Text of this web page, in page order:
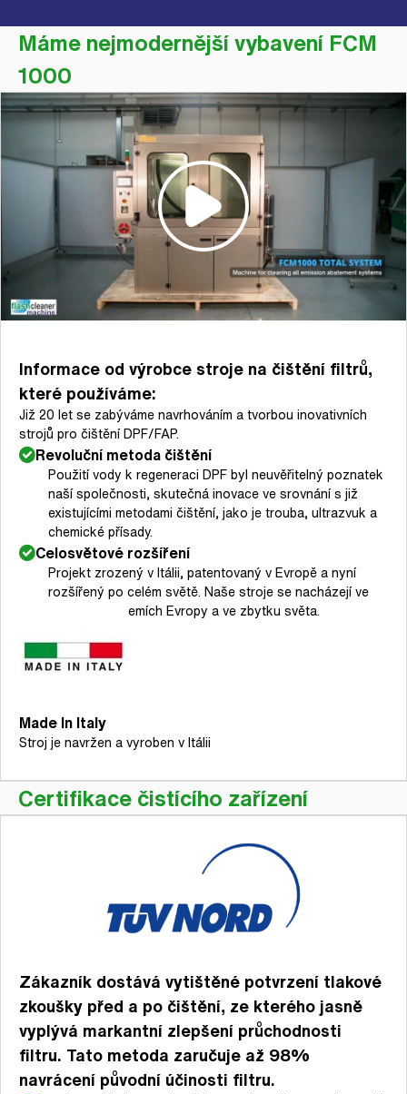
Máme nejmodernější vybavení FCM
1000
Informace od výrobce stroje na čištění filtrů,
které používáme:
Již 20 let se zabýváme navrhováním a tvorbou inovativních
strojů pro čištění DPF/FAP.
Revoluční metoda čištění
Použití vody k regeneraci DPF byl neuvěřitelný poznatek
naší společnosti, skutečná inovace ve srovnání s již
existujícími metodami čištění, jako je trouba, ultrazvuk a
chemické přísady.
Celosvětové rozšíření
Projekt zrozený v Itálii, patentovaný v Evropě a nyní
rozšířený po celém světě. Naše stroje se nacházejí ve
více než 50 zemích Evropy a ve zbytku světa.
Made In Italy
Stroj je navržen a vyroben v Itálii
Certifikace čistícího zařízení
Zákazník dostává vytištěné potvrzení tlakové
zkoušky před a po čištění, ze kterého jasně
vyplývá markantní zlepšení průchodnosti
filtru. Tato metoda zaručuje až 98%
navrácení původní účinosti filtru.